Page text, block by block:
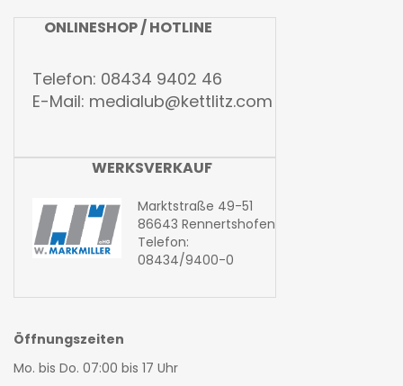
ONLINESHOP / HOTLINE
Telefon: 08434 9402 46
E-Mail: medialub@kettlitz.com
WERKSVERKAUF
Marktstraße 49-51
86643 Rennertshofen
Telefon:
08434/9400-0
Öffnungszeiten
Mo. bis Do. 07:00 bis 17 Uhr